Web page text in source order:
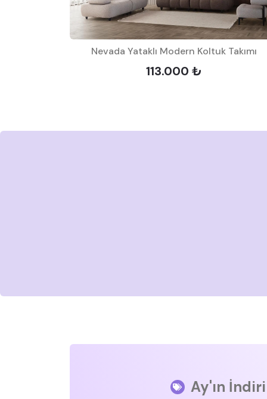
Nevada Yataklı Modern Koltuk Takımı
113.000 ₺
Ay'ın